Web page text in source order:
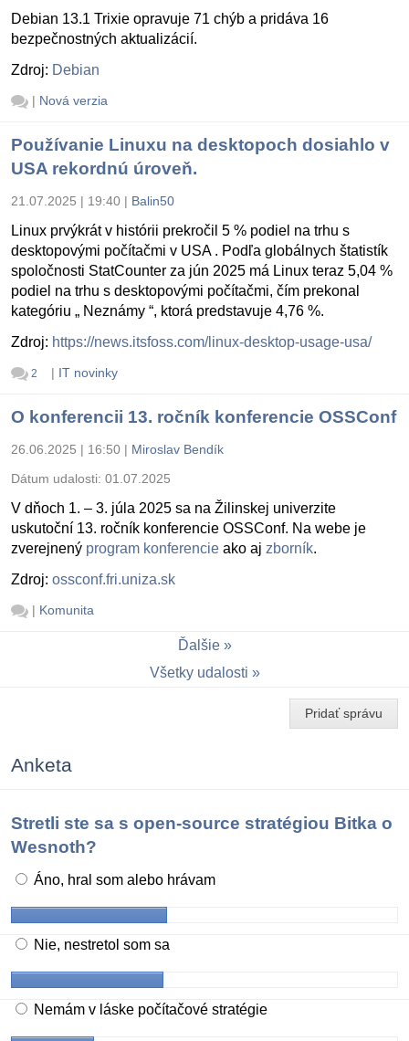
Debian 13.1 Trixie opravuje 71 chýb a pridáva 16
bezpečnostných aktualizácií.
Zdroj: Debian
| Nová verzia
Používanie Linuxu na desktopoch dosiahlo v
USA rekordnú úroveň.
21.07.2025 | 19:40 | Balin50
Linux prvýkrát v histórii prekročil 5 % podiel na trhu s
desktopovými počítačmi v USA . Podľa globálnych štatistík
spoločnosti StatCounter za jún 2025 má Linux teraz 5,04 %
podiel na trhu s desktopovými počítačmi, čím prekonal
kategóriu „ Neznámy “, ktorá predstavuje 4,76 %.
Zdroj: https://news.itsfoss.com/linux-desktop-usage-usa/
2 | IT novinky
O konferencii 13. ročník konferencie OSSConf
26.06.2025 | 16:50 | Miroslav Bendík
Dátum udalosti: 01.07.2025
V dňoch 1. – 3. júla 2025 sa na Žilinskej univerzite
uskutoční 13. ročník konferencie OSSConf. Na webe je
zverejnený program konferencie ako aj zborník.
Zdroj: ossconf.fri.uniza.sk
| Komunita
Ďalšie
Všetky udalosti
Pridať správu
Anketa
Stretli ste sa s open-source stratégiou Bitka o
Wesnoth?
Áno, hral som alebo hrávam
Nie, nestretol som sa
Nemám v láske počítačové stratégie